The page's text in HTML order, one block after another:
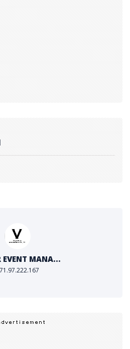
น 2569
น 2569
ระค่าลงทะเบียน : วันที่ 20 - 30 เ
วันที่ 9 พฤษภาคม - 12 กันยายน 2
วมหลักสูตรได้ตั้งแต่วันนี้ถึงวันที่ 3
intro.php
EVENT MANA...